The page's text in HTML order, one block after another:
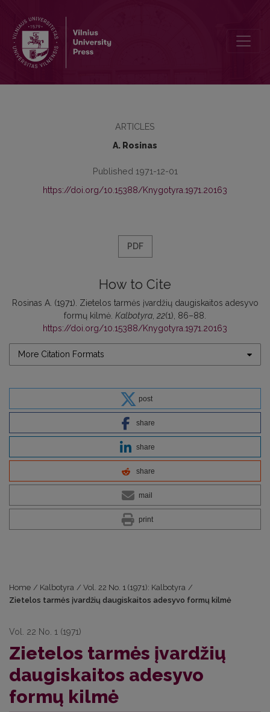
ARTICLES
А. Rosinas
Published 1971-12-01
https://doi.org/10.15388/Knygotyra.1971.20163
PDF
How to Cite
Rosinas А. (1971). Zietelos tarmės įvardžių daugiskaitos adesyvo
formų kilmė. Kalbotyra 22(1), 86–88.
https://doi.org/10.15388/Knygotyra.1971.20163
More Citation Formats
post
share
share
share
mail
print
Home / Kalbotyra / Vol. 22 No. 1 (1971): Kalbotyra /
Zietelos tarmės įvardžių daugiskaitos adesyvo formų kilmė
Vol. 22 No. 1 (1971)
Zietelos tarmės įvardžių
daugiskaitos adesyvo
formų kilmė